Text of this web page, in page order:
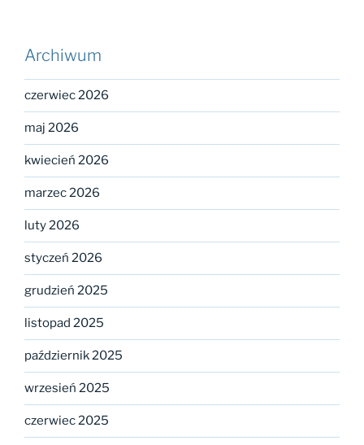
Archiwum
czerwiec 2026
maj 2026
kwiecień 2026
marzec 2026
luty 2026
styczeń 2026
grudzień 2025
listopad 2025
październik 2025
wrzesień 2025
czerwiec 2025